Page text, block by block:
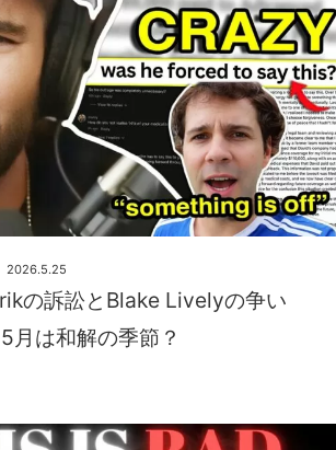
の訴訟とBlake Livelyの争い
5月は和解の季節？
2026.5.25